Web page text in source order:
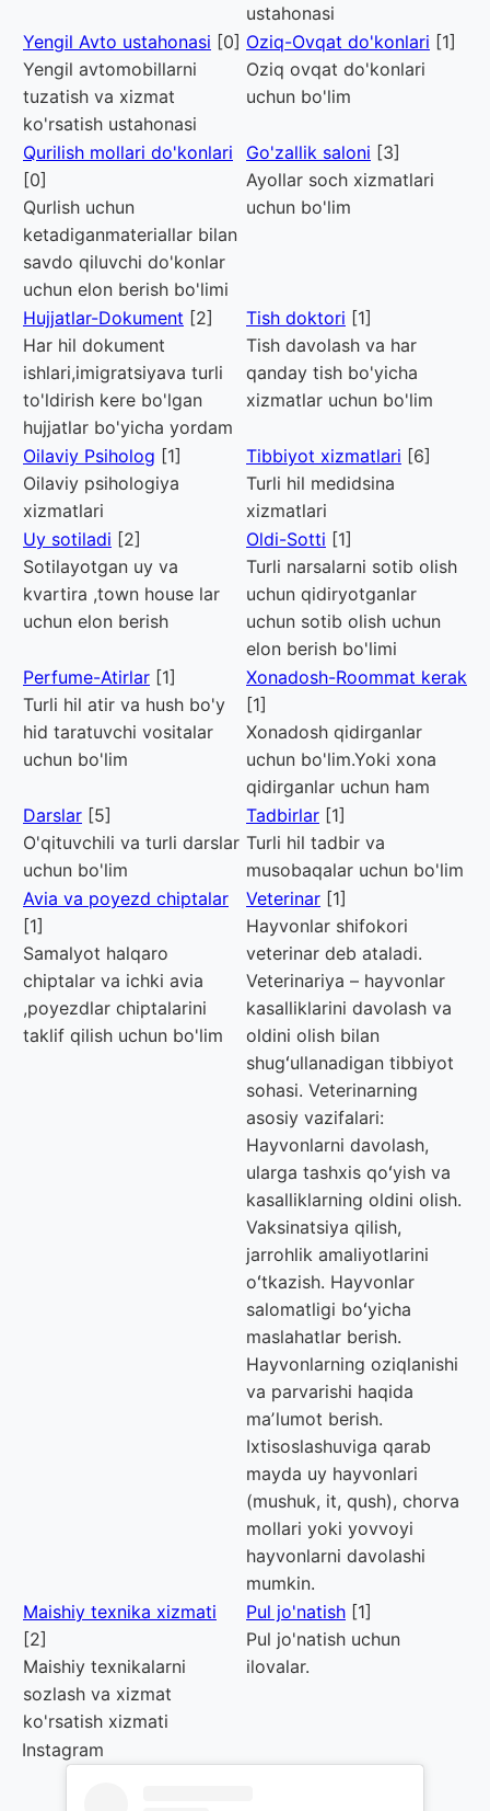
ustahonasi
Yengil Avto ustahonasi [0]
Yengil avtomobillarni
tuzatish va xizmat
ko'rsatish ustahonasi
Oziq-Ovqat do'konlari [1]
Oziq ovqat do'konlari
uchun bo'lim
Qurilish mollari do'konlari
[0]
Qurlish uchun
ketadiganmateriallar bilan
savdo qiluvchi do'konlar
uchun elon berish bo'limi
Go'zallik saloni [3]
Ayollar soch xizmatlari
uchun bo'lim
Hujjatlar-Dokument [2]
Har hil dokument
ishlari,imigratsiyava turli
to'ldirish kere bo'lgan
hujjatlar bo'yicha yordam
Tish doktori [1]
Tish davolash va har
qanday tish bo'yicha
xizmatlar uchun bo'lim
Oilaviy Psiholog [1]
Oilaviy psihologiya
xizmatlari
Tibbiyot xizmatlari [6]
Turli hil medidsina
xizmatlari
Uy sotiladi [2]
Sotilayotgan uy va
kvartira ,town house lar
uchun elon berish
Oldi-Sotti [1]
Turli narsalarni sotib olish
uchun qidiryotganlar
uchun sotib olish uchun
elon berish bo'limi
Perfume-Atirlar [1]
Turli hil atir va hush bo'y
hid taratuvchi vositalar
uchun bo'lim
Xonadosh-Roommat kerak
[1]
Xonadosh qidirganlar
uchun bo'lim.Yoki xona
qidirganlar uchun ham
Darslar [5]
O'qituvchili va turli darslar
uchun bo'lim
Tadbirlar [1]
Turli hil tadbir va
musobaqalar uchun bo'lim
Avia va poyezd chiptalar
[1]
Samalyot halqaro
chiptalar va ichki avia
,poyezdlar chiptalarini
taklif qilish uchun bo'lim
Veterinar [1]
Hayvonlar shifokori
veterinar deb ataladi.
Veterinariya – hayvonlar
kasalliklarini davolash va
oldini olish bilan
shugʻullanadigan tibbiyot
sohasi. Veterinarning
asosiy vazifalari:
Hayvonlarni davolash,
ularga tashxis qoʻyish va
kasalliklarning oldini olish.
Vaksinatsiya qilish,
jarrohlik amaliyotlarini
oʻtkazish. Hayvonlar
salomatligi boʻyicha
maslahatlar berish.
Hayvonlarning oziqlanishi
va parvarishi haqida
maʼlumot berish.
Ixtisoslashuviga qarab
mayda uy hayvonlari
(mushuk, it, qush), chorva
mollari yoki yovvoyi
hayvonlarni davolashi
mumkin.
Maishiy texnika xizmati
[2]
Maishiy texnikalarni
sozlash va xizmat
ko'rsatish xizmati
Pul jo'natish [1]
Pul jo'natish uchun
ilovalar.
Instagram